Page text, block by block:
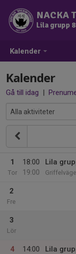
Kalender
NACKA
Lila grupp
Kalender
Gå till idag |
1
Tor
18:00
19:00
Lila
2
Fre
3
Lör
4
14:00
Lila